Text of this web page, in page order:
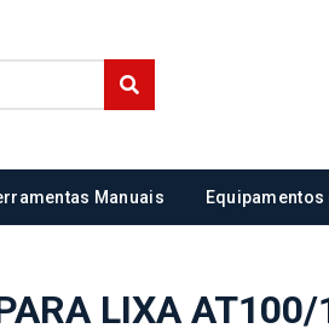
Manuais
LIXA AT100/